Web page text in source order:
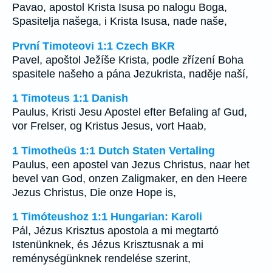
Pavao, apostol Krista Isusa po nalogu Boga,
Spasitelja našega, i Krista Isusa, nade naše,
První Timoteovi 1:1 Czech BKR
Pavel, apoštol Ježíše Krista, podle zřízení Boha
spasitele našeho a pána Jezukrista, naděje naší,
1 Timoteus 1:1 Danish
Paulus, Kristi Jesu Apostel efter Befaling af Gud,
vor Frelser, og Kristus Jesus, vort Haab,
1 Timotheüs 1:1 Dutch Staten Vertaling
Paulus, een apostel van Jezus Christus, naar het
bevel van God, onzen Zaligmaker, en den Heere
Jezus Christus, Die onze Hope is,
1 Timóteushoz 1:1 Hungarian: Karoli
Pál, Jézus Krisztus apostola a mi megtartó
Istenünknek, és Jézus Krisztusnak a mi
reménységünknek rendelése szerint,